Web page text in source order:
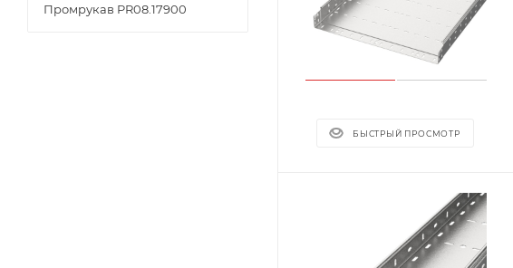
БЫСТРЫЙ ПРОСМОТР
Промрукав PR08.17900